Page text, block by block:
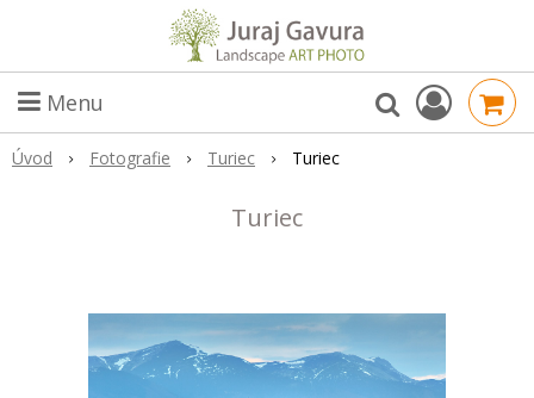
Menu
Úvod Fotografie Turiec Turiec
Turiec